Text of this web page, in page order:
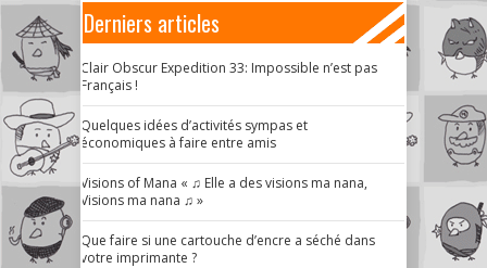
Derniers articles
Clair Obscur Expedition 33: Impossible n’est pas
Français !
Quelques idées d’activités sympas et
économiques à faire entre amis
Visions of Mana « ♫ Elle a des visions ma nana,
Visions ma nana ♫ »
Que faire si une cartouche d’encre a séché dans
votre imprimante ?